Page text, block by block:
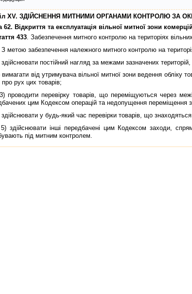
XV. ЗДIЙСНЕННЯ МИТНИМИ ОРГАНАМИ КОНТРОЛЮ ЗА
62. Вiдкриття та експлуатацiя вiльної митної зони
433. Забезпечення митного контролю на територiях
забезпечення належного митного контролю на
постiйний нагляд за межами зазначених територiй,
вiд утримувача вiльної митної зони ведення облiку
про рух цих товарiв;
перевiрку товарiв, що перемiщуються через межi
цим Кодексом операцiй та недопущення перемiщення
у будь-який час перевiрки товарiв, що
iншi передбаченi цим Кодексом заходи,
пiд митним контролем.